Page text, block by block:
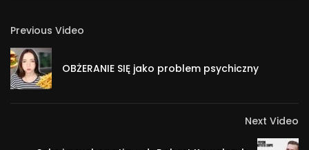
Previous Video
OBŻERANIE SIĘ jako problem psychiczny
Next Video